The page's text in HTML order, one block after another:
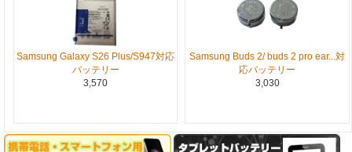
Samsung Galaxy S26 Plus/S947対応
バッテリー
3,570
Samsung Buds 2/ buds 2 pro ear...対
応バッテリー
3,030